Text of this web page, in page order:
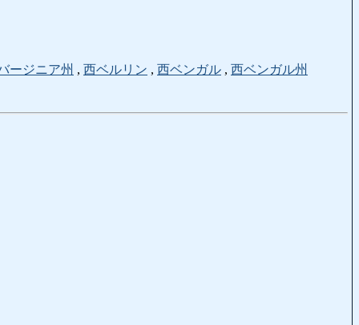
ージニア州 , 西ベルリン , 西ベンガル , 西ベンガル州